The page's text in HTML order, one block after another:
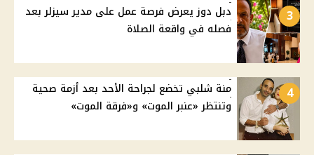
3
دبل دوز يعرض فرصة عمل على مدير سيزلر بعد
فصله في واقعة الصلاة
4
منة شلبي تخضع لجراحة الأحد بعد أزمة صحية
وتنتظر «عنبر الموت» و«فرقة الموت»